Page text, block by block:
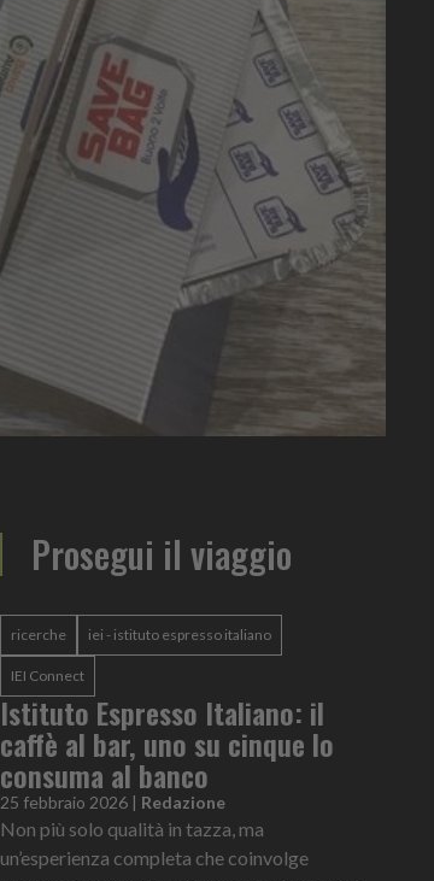
Prosegui il viaggio
ricerche iei - istituto espresso italiano
IEI Connect
Istituto Espresso Italiano: il
caffè al bar, uno su cinque lo
consuma al banco
25 febbraio 2026 | Redazione
Non più solo qualità in tazza, ma
un’esperienza completa che coinvolge